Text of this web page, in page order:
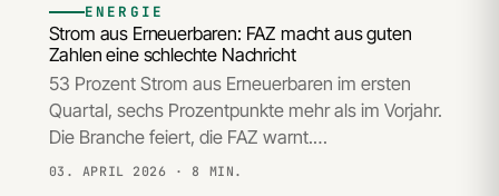
ENERGIE
Strom aus Erneuerbaren: FAZ macht aus guten
Zahlen eine schlechte Nachricht
53 Prozent Strom aus Erneuerbaren im ersten
Quartal, sechs Prozentpunkte mehr als im Vorjahr.
Die Branche feiert, die FAZ warnt.…
03. APRIL 2026 · 8 MIN.